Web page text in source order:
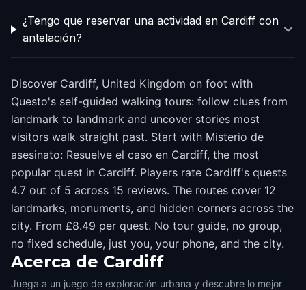
¿Tengo que reservar una actividad en Cardiff con
antelación?
Discover Cardiff, United Kingdom on foot with
Questo's self-guided walking tours: follow clues from
landmark to landmark and uncover stories most
visitors walk straight past. Start with Misterio de
asesinato: Resuelve el caso en Cardiff, the most
popular quest in Cardiff. Players rate Cardiff's quests
4.7 out of 5 across 15 reviews. The routes cover 12
landmarks, monuments, and hidden corners across the
city. From £8.49 per quest. No tour guide, no group,
no fixed schedule, just you, your phone, and the city.
Acerca de Cardiff
Juega a un juego de exploración urbana y descubre lo mejor